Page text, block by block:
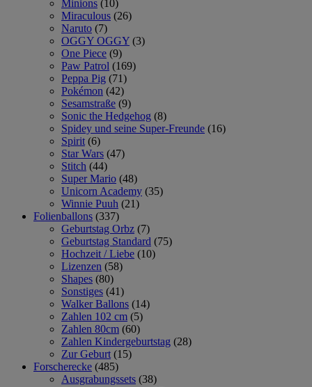
Minions (10)
Miraculous (26)
Naruto (7)
OGGY OGGY (3)
One Piece (9)
Paw Patrol (169)
Peppa Pig (71)
Pokémon (42)
Sesamstraße (9)
Sonic the Hedgehog (8)
Spidey und seine Super-Freunde (16)
Spirit (6)
Star Wars (47)
Stitch (44)
Super Mario (48)
Unicorn Academy (35)
Winnie Puuh (21)
Folienballons (337)
Geburtstag Orbz (7)
Geburtstag Standard (75)
Hochzeit / Liebe (10)
Lizenzen (58)
Shapes (80)
Sonstiges (41)
Walker Ballons (14)
Zahlen 102 cm (5)
Zahlen 80cm (60)
Zahlen Kindergeburtstag (28)
Zur Geburt (15)
Forscherecke (485)
Ausgrabungssets (38)